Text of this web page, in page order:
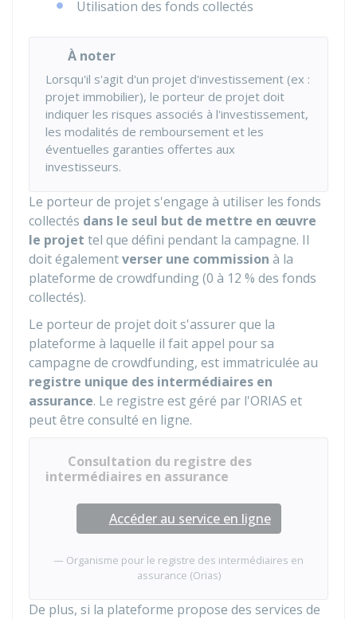
Utilisation des fonds collectés
À noter
Lorsqu'il s'agit d'un projet d'investissement (ex :
projet immobilier), le porteur de projet doit
indiquer les risques associés à l'investissement,
les modalités de remboursement et les
éventuelles garanties offertes aux
investisseurs.
Le porteur de projet s'engage à utiliser les fonds
collectés dans le seul but de mettre en œuvre
le projet tel que défini pendant la campagne. Il
doit égalementverser une commission à la
plateforme de crowdfunding (0 à 12 % des fonds
collectés).
Le porteur de projet doit s'assurer que la
plateforme à laquelle il fait appel pour sa
campagne de crowdfunding, est immatriculée au
registre unique des intermédiaires en
assurance. Le registre est géré par l'ORIAS et
peut être consulté en ligne.
Consultation du registre des
intermédiaires en assurance
Accéder au service en ligne
Organisme pour le registre des intermédiaires en
assurance (Orias)
De plus, si la plateforme propose des services de